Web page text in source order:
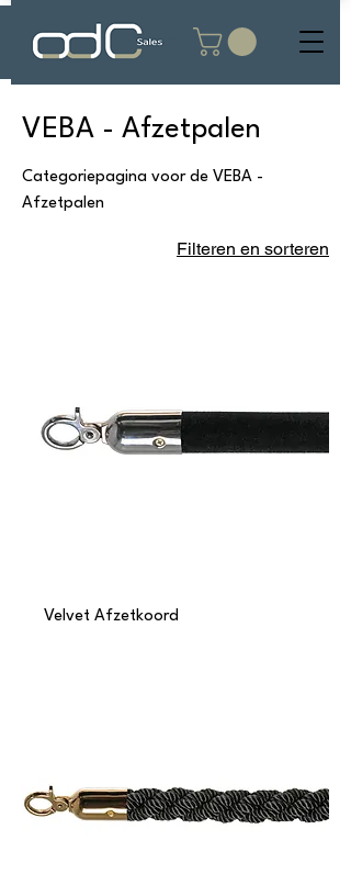
VEBA - Afzetpalen
Categoriepagina voor de VEBA -
Afzetpalen
Filteren en sorteren
Velvet Afzetkoord